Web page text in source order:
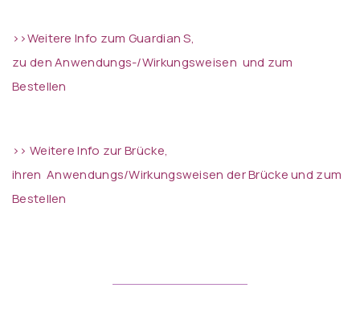
>>Weitere Info zum Guardian S,
zu den Anwendungs-/Wirkungsweisen und zum
Bestellen
>> Weitere Info zur Brücke,
ihren Anwendungs/Wirkungsweisen der Brücke und zum
Bestellen